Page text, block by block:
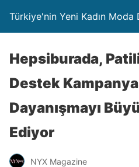
Türkiye'nin Yeni Kadın Moda
Hepsiburada,
Destek
Dayanışmayı
Ediyor
NYX Magazine